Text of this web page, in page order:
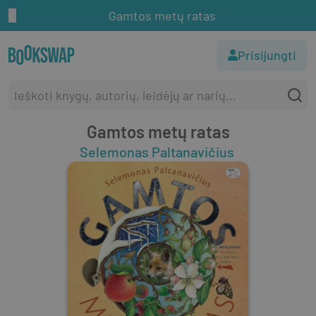
Gamtos metų ratas
Prisijungti
Gamtos metų ratas
Selemonas Paltanavičius